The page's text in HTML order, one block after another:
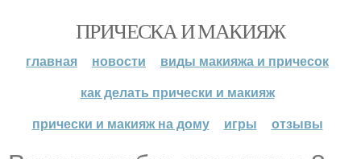
ПРИЧЕСКА И МАКИЯЖ
главная новости
виды макияжа и причесок
как делать прически и макияж
прически и макияж на дому
игры отзывы